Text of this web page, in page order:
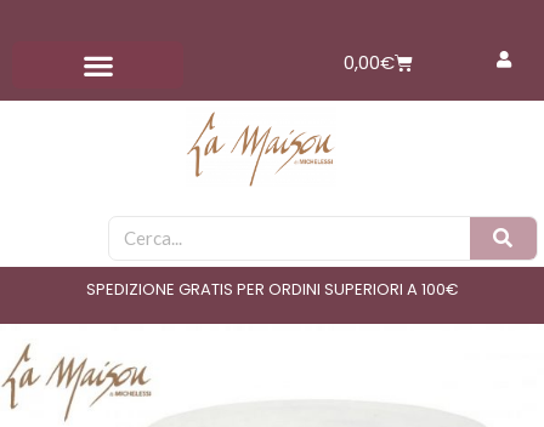
contenuto
0,00€Carrello
Cerca
SPEDIZIONE GRATIS PER ORDINI SUPERIORI A 100€